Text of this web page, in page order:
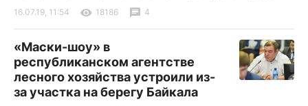
16.07.19, 11:54 18186 4
«Маски-шоу» в
республиканском агентстве
лесного хозяйства устроили из-
за участка на берегу Байкала